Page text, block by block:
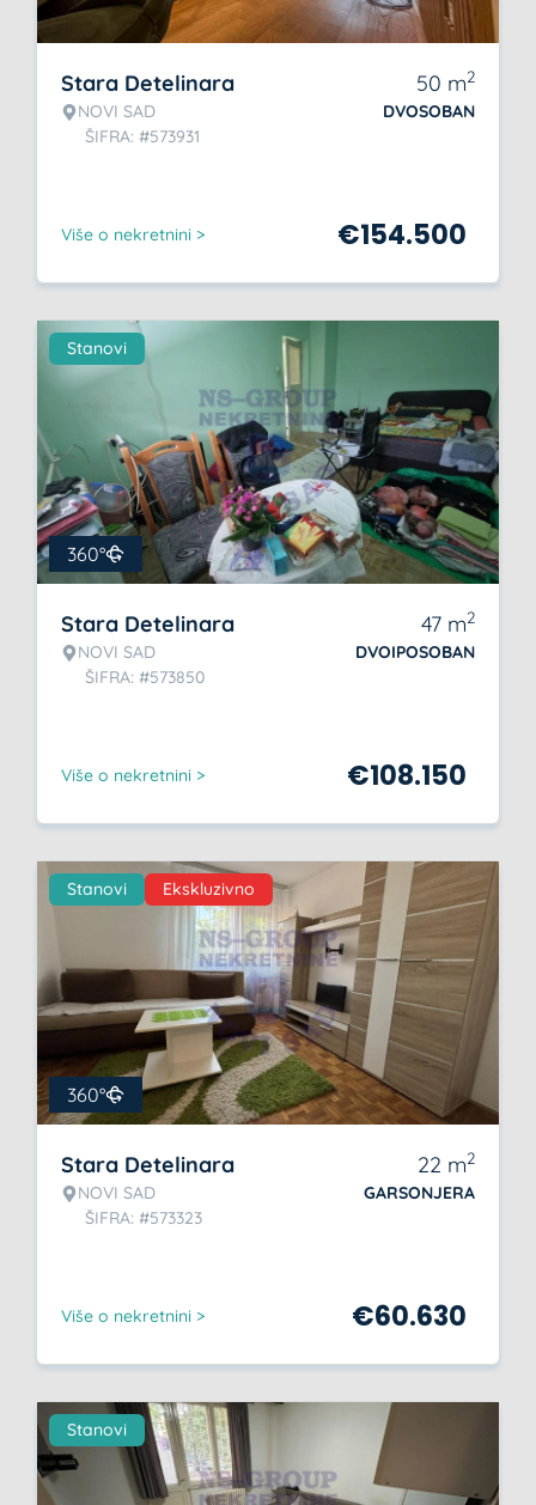
Stara Detelinara
NOVI SAD
ŠIFRA: #573931
50 m2
DVOSOBAN
Više o nekretnini > €154.500
Stanovi
360°
Stara Detelinara
NOVI SAD
ŠIFRA: #573850
47 m2
DVOIPOSOBAN
Više o nekretnini > €108.150
Stanovi Ekskluzivno
360°
Stara Detelinara
NOVI SAD
ŠIFRA: #573323
22 m2
GARSONJERA
Više o nekretnini > €60.630
Stanovi